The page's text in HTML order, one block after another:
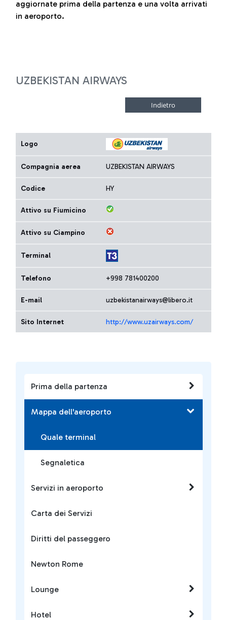
Prima della partenza
Mappa dell'aeroporto
Quale terminal
Segnaletica
Servizi in aeroporto
Carta dei Servizi
Diritti del passeggero
Newton Rome
Lounge
Hotel
aggiornate prima della partenza e una volta arrivati
in aeroporto.
UZBEKISTAN AIRWAYS
Logo
Compagnia aerea UZBEKISTAN AIRWAYS
Codice HY
Attivo su Fiumicino
Attivo su Ciampino
Terminal
Telefono +998 781400200
E-mail uzbekistanairways@libero.it
Sito Internet http://www.uzairways.com/